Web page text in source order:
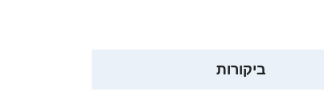
ביקורות